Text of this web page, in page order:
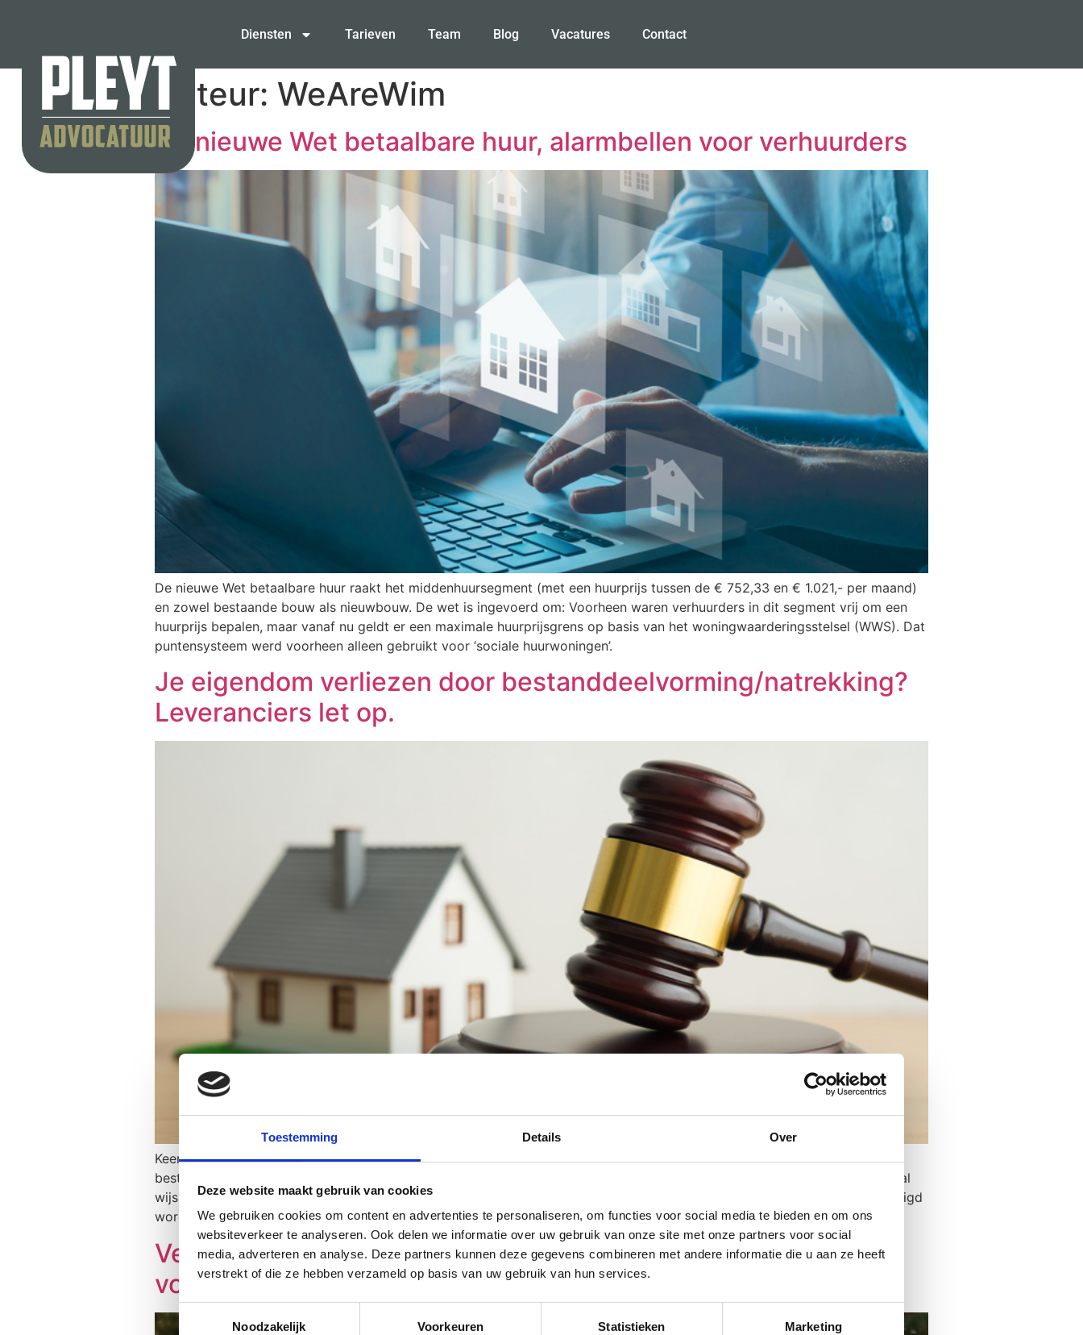
Toestemming Details Over
Deze website maakt gebruik van cookies
We gebruiken cookies om content en advertenties te personaliseren, om functies voor social media te bieden en om ons
websiteverkeer te analyseren. Ook delen we informatie over uw gebruik van onze site met onze partners voor social
media, adverteren en analyse. Deze partners kunnen deze gegevens combineren met andere informatie die u aan ze heeft
verstrekt of die ze hebben verzameld op basis van uw gebruik van hun services.
Toestemmingsselectie
Noodzakelijk
Voorkeuren Statistieken Marketing
Diensten Tarieven Team Blog Vacatures Contact
Auteur: WeAreWim
De nieuwe Wet betaalbare huur, alarmbellen voor verhuurders
De nieuwe Wet betaalbare huur raakt het middenhuursegment (met een huurprijs tussen de € 752,33 en € 1.021,- per maand)
en zowel bestaande bouw als nieuwbouw. De wet is ingevoerd om: Voorheen waren verhuurders in dit segment vrij om een
huurprijs bepalen, maar vanaf nu geldt er een maximale huurprijsgrens op basis van het woningwaarderingsstelsel (WWS). Dat
puntensysteem werd voorheen alleen gebruikt voor ‘sociale huurwoningen’.
Je eigendom verliezen door bestanddeelvorming/natrekking?
Leveranciers let op.
Keer terug naar blog Je eigendom verliezen door bestanddeelvorming/natrekking? Je eigendom verliezen door
bestanddeelvorming/natrekking? Leveranciers let op. Als advocaat in Veghel schrijf ik regelmatig juridische stukjes. Ditmaal
wijs ik jullie graag op de gevaren van natrekking en bestanddeelvorming. Als een product op of in een andere zaak bevestigd
wordt, loop je het risico dat je […]
Verlies van grond door verjaring. Grondeigenaren, wees
voorzichtig!